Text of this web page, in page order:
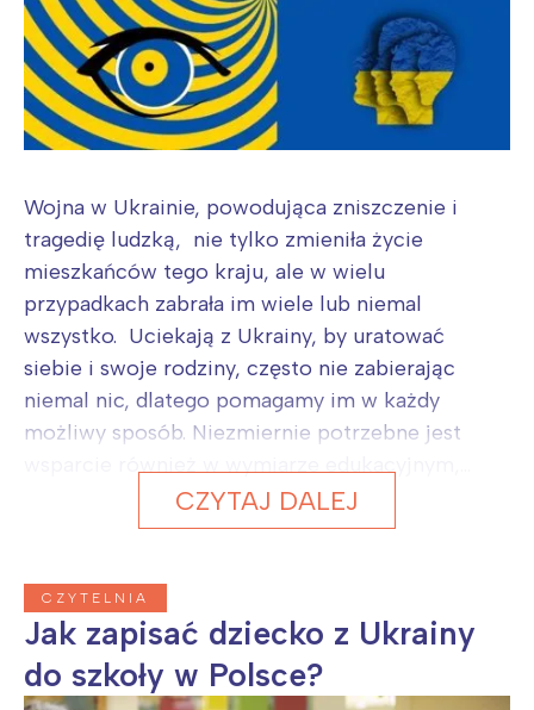
Wojna w Ukrainie, powodująca zniszczenie i
tragedię ludzką, nie tylko zmieniła życie
mieszkańców tego kraju, ale w wielu
przypadkach zabrała im wiele lub niemal
wszystko. Uciekają z Ukrainy, by uratować
siebie i swoje rodziny, często nie zabierając
niemal nic, dlatego pomagamy im w każdy
możliwy sposób. Niezmiernie potrzebne jest
CZYTAJ DALEJ
CZYTELNIA
Jak zapisać dziecko z Ukrainy
do szkoły w Polsce?